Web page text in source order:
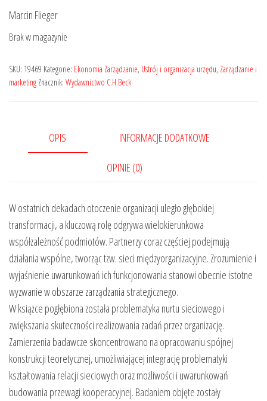
cena
wynosiła:
99,00 zł.
Marcin Flieger
Brak w magazynie
SKU: 19469 Kategorie: Ekonomia Zarządzanie, Ustrój i organizacja urzędu, Zarządzanie i
marketing Znacznik: Wydawnictwo C.H.Beck
OPIS INFORMACJE DODATKOWE
OPINIE (0)
W ostatnich dekadach otoczenie organizacji uległo głębokiej
transformacji, a kluczową rolę odgrywa wielokierunkowa
współzależność podmiotów. Partnerzy coraz częściej podejmują
działania wspólne, tworząc tzw. sieci międzyorganizacyjne. Zrozumienie i
wyjaśnienie uwarunkowań ich funkcjonowania stanowi obecnie istotne
wyzwanie w obszarze zarządzania strategicznego.
W książce pogłębiona została problematyka nurtu sieciowego i
zwiększania skuteczności realizowania zadań przez organizację.
Zamierzenia badawcze skoncentrowano na opracowaniu spójnej
konstrukcji teoretycznej, umożliwiającej integrację problematyki
kształtowania relacji sieciowych oraz możliwości i uwarunkowań
budowania przewagi kooperacyjnej. Badaniem objęte zostały